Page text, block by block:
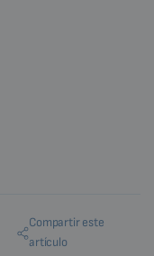
Compartir este
artículo